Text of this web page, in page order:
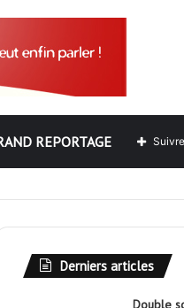
REPORTAGE Suivre
Derniers articles
Double